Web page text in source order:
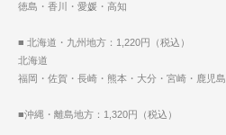
徳島・香川・愛媛・高知
■ 北海道・九州地方：1,220円（税込）
北海道
福岡・佐賀・長崎・熊本・大分・宮崎・鹿児島
■沖縄・離島地方：1,320円（税込）